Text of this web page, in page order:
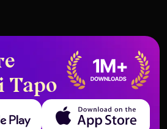
Таро
Download on the App Store